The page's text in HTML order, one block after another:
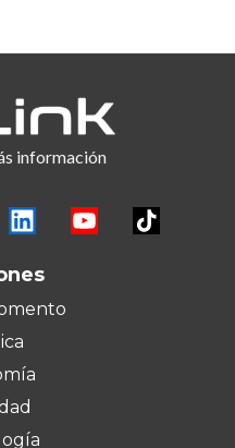
información